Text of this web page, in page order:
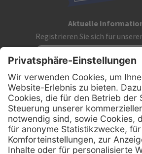
Aktuelle
Registrieren Sie sich für
Kontakt
MediQuick Arzt- und
Hans-Wunderlich-
D-49078 Osnabrück
Telefon:0800 - 633